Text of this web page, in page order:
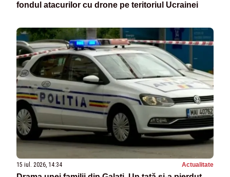
fondul atacurilor cu drone pe teritoriul Ucrainei
15 iul. 2026, 14:34 Actualitate